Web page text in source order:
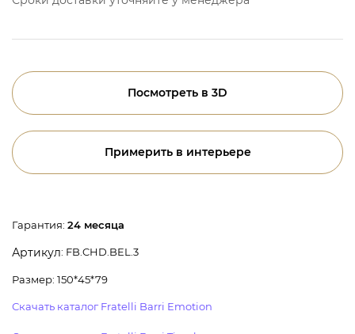
Посмотреть в 3D
Примерить в интерьере
Гарантия: 24 месяца
Артикул: FB.CHD.BEL.3
Размер: 150*45*79
Скачать каталог Fratelli Barri Emotion